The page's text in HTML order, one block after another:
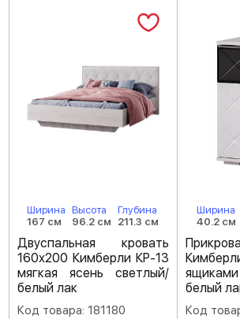
Ширина
167 см
Высота
96.2 см
Глубина
211.3 см
Двуспальная кровать
160х200 Кимберли КР-13
мягкая ясень светлый/
белый лак
Код товара: 181180
Ширина
40.2 см
белый
Код